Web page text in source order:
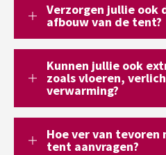
Verzorgen jullie ook
afbouw van de tent?
Kunnen jullie ook
zoals vloeren,
verwarming?
Hoe ver van tevoren
tent aanvragen?